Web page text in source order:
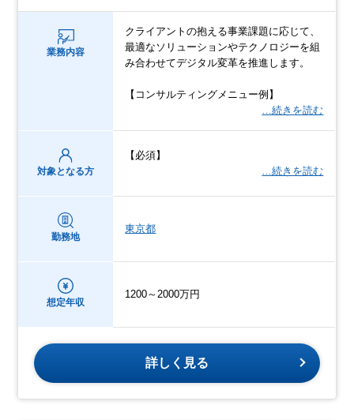
業務内容
クライアントの抱える事業課題に応じて、
最適なソリューションやテクノロジーを組
み合わせてデジタル変革を推進します。
【コンサルティングメニュー例】
…続きを読む
対象となる方
【必須】
…続きを読む
勤務地
東京都
想定年収
1200～2000万円
詳しく見る